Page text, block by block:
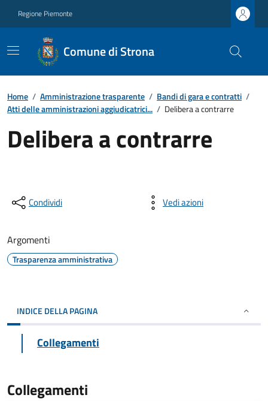
Regione Piemonte
Comune di Strona
Home / Amministrazione trasparente / Bandi di gara e contratti /
Atti delle amministrazioni aggiudicatrici... / Delibera a contrarre
Delibera a contrarre
Condividi Vedi azioni
Argomenti
Trasparenza amministrativa
INDICE DELLA PAGINA
Collegamenti
Collegamenti